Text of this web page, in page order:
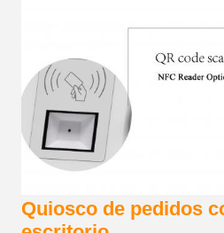
Quiosco de pedidos